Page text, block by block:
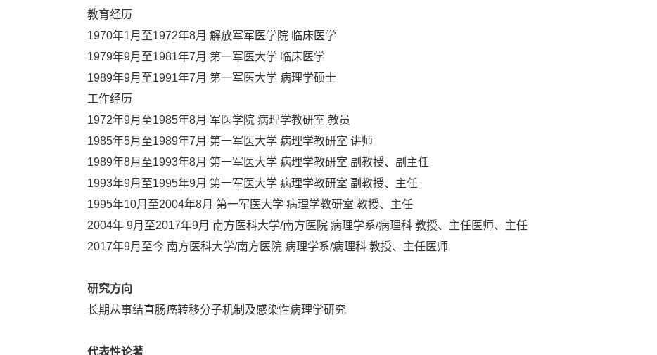
教育经历
1970年1月至1972年8月 解放军军医学院 临床医学
1979年9月至1981年7月 第一军医大学 临床医学
1989年9月至1991年7月 第一军医大学 病理学硕士
工作经历
1972年9月至1985年8月 军医学院 病理学教研室 教员
1985年5月至1989年7月 第一军医大学 病理学教研室 讲师
1989年8月至1993年8月 第一军医大学 病理学教研室 副教授、副主任
1993年9月至1995年9月 第一军医大学 病理学教研室 副教授、主任
1995年10月至2004年8月 第一军医大学 病理学教研室 教授、主任
2004年 9月至2017年9月 南方医科大学/南方医院 病理学系/病理科 教授、主任医师、主任
2017年9月至今 南方医科大学/南方医院 病理学系/病理科 教授、主任医师
研究方向
长期从事结直肠癌转移分子机制及感染性病理学研究
代表性论著